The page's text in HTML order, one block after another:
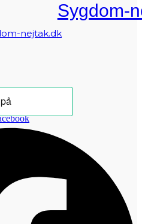
Sygdom-
nejtak.dk